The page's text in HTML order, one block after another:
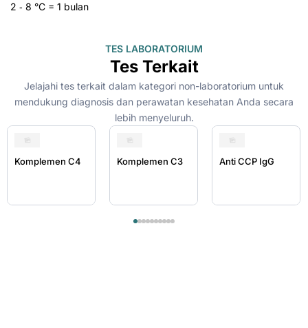
2 ‑ 8 °C = 1 bulan
TES LABORATORIUM
Tes Terkait
Jelajahi tes terkait dalam kategori non-laboratorium untuk
mendukung diagnosis dan perawatan kesehatan Anda secara
lebih menyeluruh.
Komplemen C4 Komplemen C3 Anti CCP IgG